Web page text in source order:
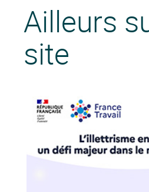
Ailleurs
site